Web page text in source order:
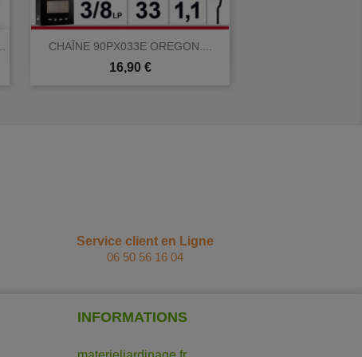
CHAÎNE 90PX033E OREGON....
Prix
16,90 €
Aperçu rapide
Service client en Ligne
06 50 56 16 04
INFORMATIONS